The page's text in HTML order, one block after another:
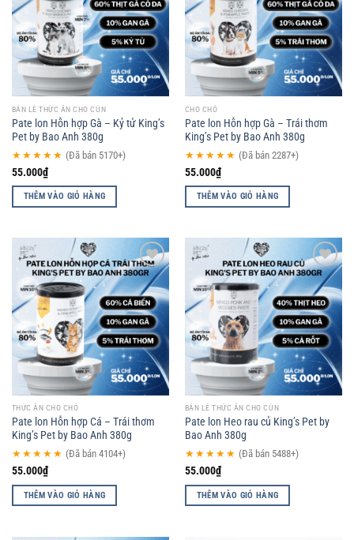
Add to
wishlist
BÁN LẺ THỨC ĂN CHO CÚN
Pate lon Hỗn hợp Gà – Kỷ tử King’s
Pet by Bao Anh 380g
★★★★★ (Đã bán 5170+)
55.000₫
THÊM VÀO GIỎ HÀNG
Add to
wishlist
CHO CHÓ
Pate lon Hỗn hợp Gà – Trái thơm
King’s Pet by Bao Anh 380g
★★★★★ (Đã bán 2287+)
55.000₫
THÊM VÀO GIỎ HÀNG
Add to
wishlist
THỨC ĂN CHO CHÓ
Pate lon Hỗn hợp Cá – Trái thơm
King’s Pet by Bao Anh 380g
★★★★★ (Đã bán 4104+)
55.000₫
THÊM VÀO GIỎ HÀNG
Add to
wishlist
BÁN LẺ THỨC ĂN CHO CÚN
Pate lon Heo rau củ King’s Pet by
Bao Anh 380g
★★★★★ (Đã bán 5488+)
55.000₫
THÊM VÀO GIỎ HÀNG